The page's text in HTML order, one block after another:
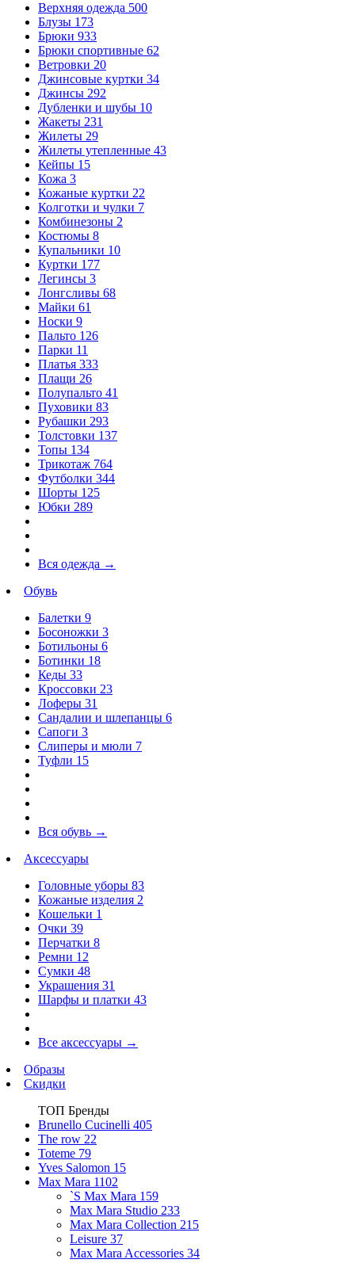
Верхняя одежда 500
Блузы 173
Брюки 933
Брюки спортивные 62
Ветровки 20
Джинсовые куртки 34
Джинсы 292
Дубленки и шубы 10
Жакеты 231
Жилеты 29
Жилеты утепленные 43
Кейпы 15
Кожа 3
Кожаные куртки 22
Колготки и чулки 7
Комбинезоны 2
Костюмы 8
Купальники 10
Куртки 177
Легинсы 3
Лонгсливы 68
Майки 61
Носки 9
Пальто 126
Парки 11
Платья 333
Плащи 26
Полупальто 41
Пуховики 83
Рубашки 293
Толстовки 137
Топы 134
Трикотаж 764
Футболки 344
Шорты 125
Юбки 289
Вся одежда →
Обувь
Балетки 9
Босоножки 3
Ботильоны 6
Ботинки 18
Кеды 33
Кроссовки 23
Лоферы 31
Сандалии и шлепанцы 6
Сапоги 3
Слиперы и мюли 7
Туфли 15
Вся обувь →
Аксессуары
Головные уборы 83
Кожаные изделия 2
Кошельки 1
Очки 39
Перчатки 8
Ремни 12
Сумки 48
Украшения 31
Шарфы и платки 43
Все аксессуары →
Образы
Скидки
ТОП Бренды
Brunello Cucinelli 405
The row 22
Toteme 79
Yves Salomon 15
Max Mara 1102
`S Max Mara 159
Max Mara Studio 233
Max Mara Collection 215
Leisure 37
Max Mara Accessories 34